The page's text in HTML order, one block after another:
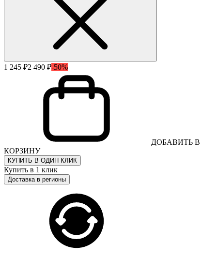
1 245 ₽2 490 ₽-50%
ДОБАВИТЬ В
КОРЗИНУ
КУПИТЬ В ОДИН КЛИК
Купить в 1 клик
Доставка в регионы